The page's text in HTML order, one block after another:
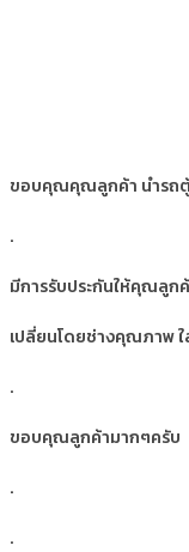
ขอบคุณคุณลูกค้า นำรถ
.
มีการรับประกันให้คุณลูก
เปลี่ยนโดยช่างคุณภาพ
.
ขอบคุณลูกค้ามากๆครับ
.
.